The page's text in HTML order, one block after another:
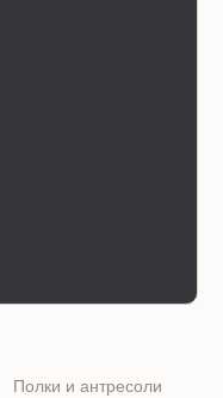
Полки и антресоли